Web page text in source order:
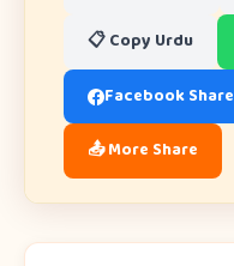
📋 Copy Urdu
Facebook Share
📤 More Share